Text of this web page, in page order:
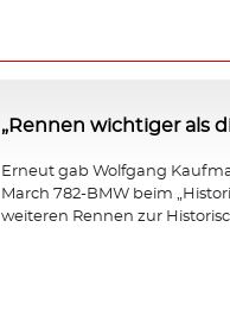
„Rennen wichtiger als
Erneut gab Wolfgang
March 782-BMW beim
weiteren Rennen zur